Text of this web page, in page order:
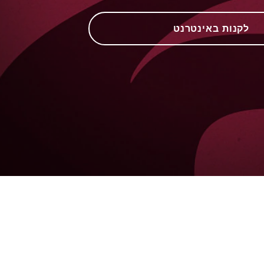
לקנות באינטרנט